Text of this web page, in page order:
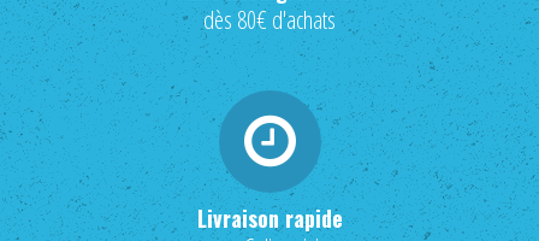
dès 80€ d'achats
Livraison rapide